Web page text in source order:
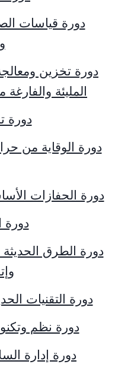
دورة قياسات
دورة تخزين
المليئة
دورة
دورة الوقاية من
دورة الحفازات
دورة
دورة الطرق الحديثة
دورة التقنيات
دورة نظم
دورة إدارة